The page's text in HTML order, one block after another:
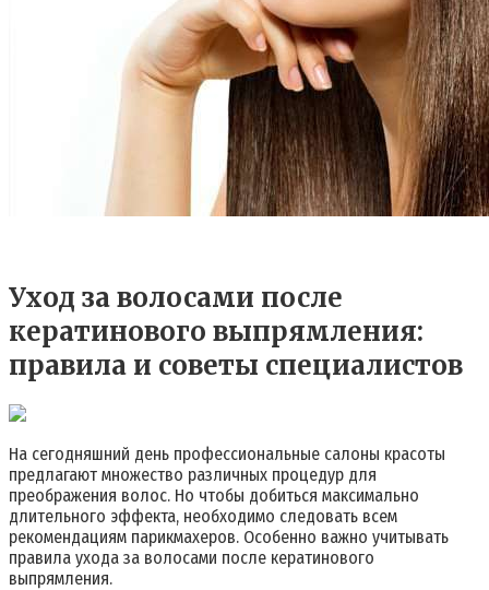
Уход за волосами после
кератинового выпрямления:
правила и советы специалистов
На сегодняшний день профессиональные салоны красоты
предлагают множество различных процедур для
преображения волос. Но чтобы добиться максимально
длительного эффекта, необходимо следовать всем
рекомендациям парикмахеров. Особенно важно учитывать
правила ухода за волосами после кератинового
выпрямления.